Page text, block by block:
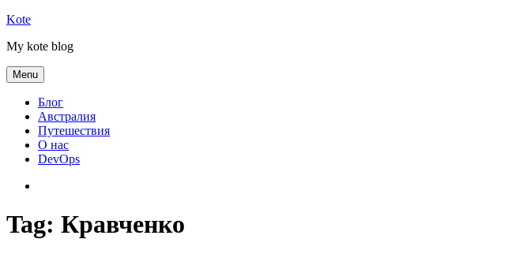
Skip
content
Kote
My kote blog
Menu
Блог
Австралия
Путешествия
О нас
DevOps
Tag: Кравченко